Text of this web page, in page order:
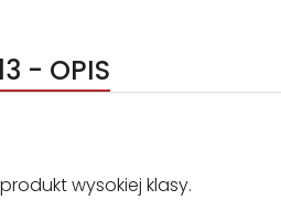
- OPIS
wysokiej klasy.